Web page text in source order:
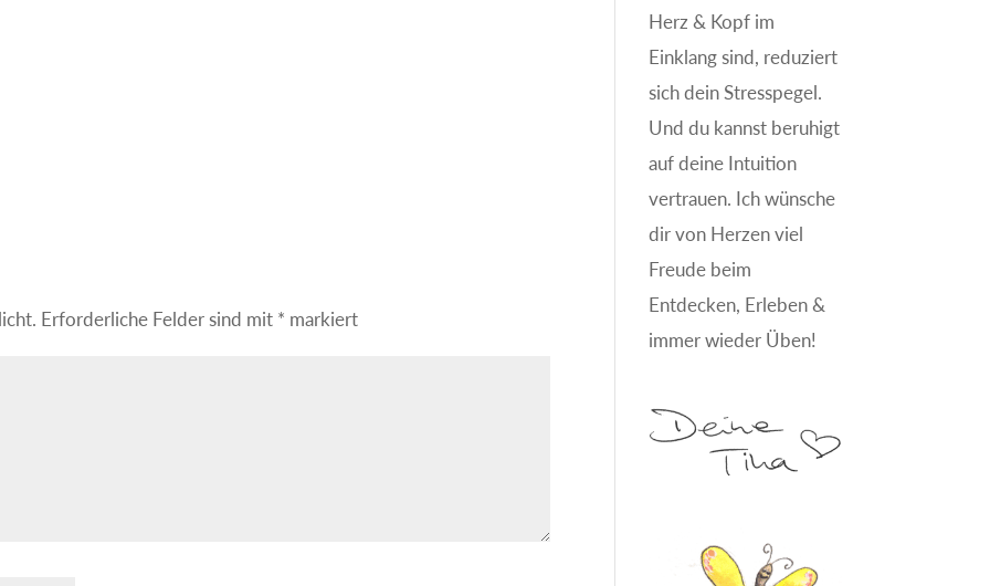
Erforderliche Felder sind mit * markiert
Herz & Kopf im
Einklang sind, reduziert
sich dein Stresspegel.
Und du kannst beruhigt
auf deine Intuition
vertrauen. Ich wünsche
dir von Herzen viel
Freude beim
Entdecken, Erleben &
immer wieder Üben!